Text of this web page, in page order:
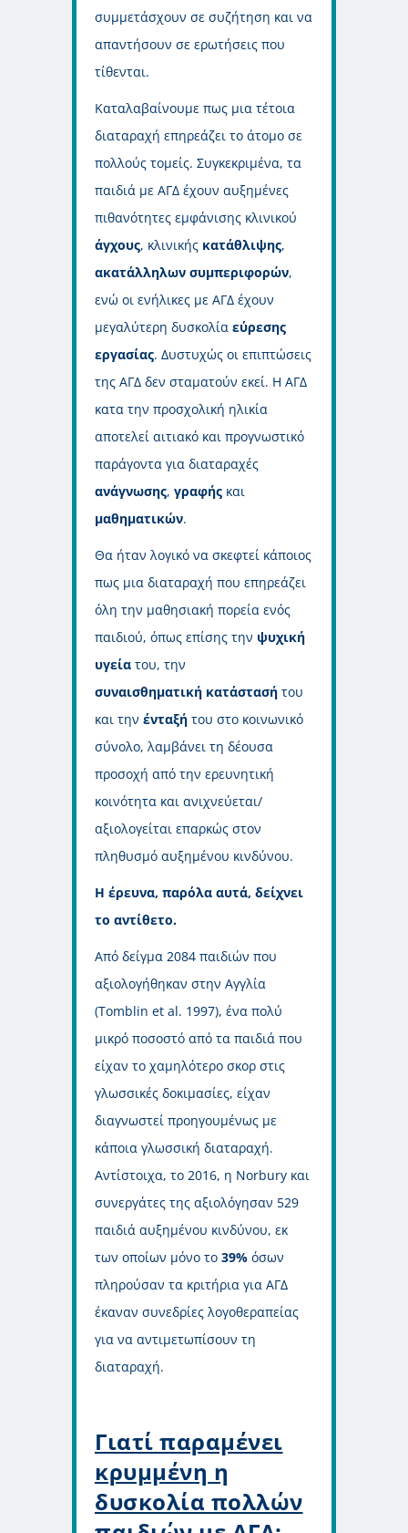
συμμετάσχουν σε συζήτηση και να
απαντήσουν σε ερωτήσεις που
τίθενται.
Καταλαβαίνουμε πως μια τέτοια
διαταραχή επηρεάζει το άτομο σε
πολλούς τομείς. Συγκεκριμένα, τα
παιδιά με ΑΓΔ έχουν αυξημένες
πιθανότητες εμφάνισης κλινικού
άγχους, κλινικής κατάθλιψης,
ακατάλληλων συμπεριφορών,
ενώ οι ενήλικες με ΑΓΔ έχουν
μεγαλύτερη δυσκολία εύρεσης
εργασίας. Δυστυχώς οι επιπτώσεις
της ΑΓΔ δεν σταματούν εκεί. Η ΑΓΔ
κατα την προσχολική ηλικία
αποτελεί αιτιακό και προγνωστικό
παράγοντα για διαταραχές
ανάγνωσης, γραφής και
μαθηματικών.
Θα ήταν λογικό να σκεφτεί κάποιος
πως μια διαταραχή που επηρεάζει
όλη την μαθησιακή πορεία ενός
παιδιού, όπως επίσης την ψυχική
υγεία του, την
συναισθηματική κατάστασή του
και την ένταξή του στο κοινωνικό
σύνολο, λαμβάνει τη δέουσα
προσοχή από την ερευνητική
κοινότητα και ανιχνεύεται/
αξιολογείται επαρκώς στον
πληθυσμό αυξημένου κινδύνου.
Η έρευνα, παρόλα αυτά, δείχνει
το αντίθετο.
Από δείγμα 2084 παιδιών που
αξιολογήθηκαν στην Αγγλία
(Tomblin et al. 1997), ένα πολύ
μικρό ποσοστό από τα παιδιά που
είχαν το χαμηλότερο σκορ στις
γλωσσικές δοκιμασίες, είχαν
διαγνωστεί προηγουμένως με
κάποια γλωσσική διαταραχή.
Αντίστοιχα, το 2016, η Norbury και
συνεργάτες της αξιολόγησαν 529
παιδιά αυξημένου κινδύνου, εκ
των οποίων μόνο το 39% όσων
πληρούσαν τα κριτήρια για ΑΓΔ
έκαναν συνεδρίες λογοθεραπείας
για να αντιμετωπίσουν τη
διαταραχή.
Γιατί παραμένει
κρυμμένη η
δυσκολία πολλών